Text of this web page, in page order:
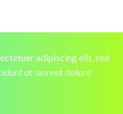
adipiscing elit, sed
ut laoreet dolore